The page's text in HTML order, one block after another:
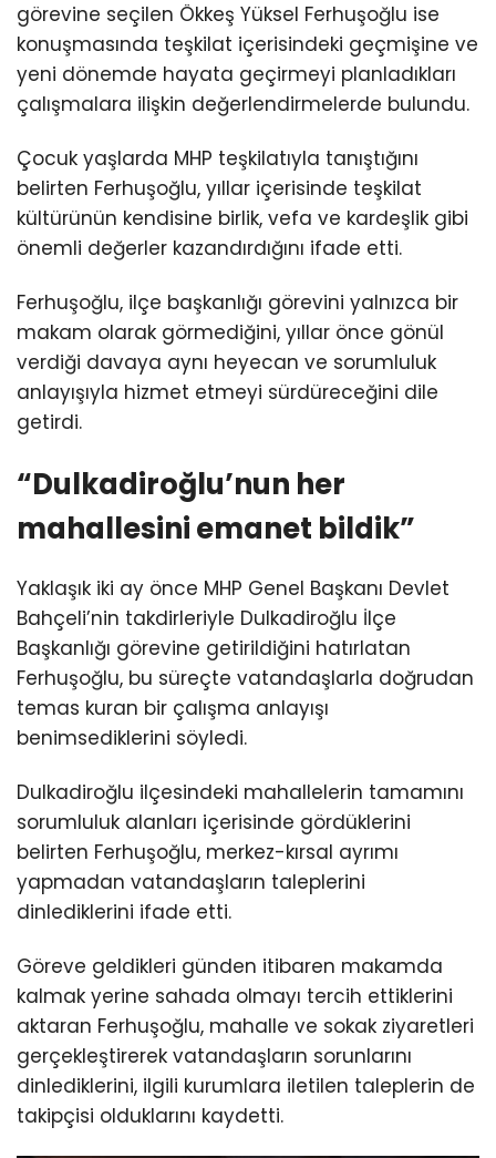
görevine seçilen Ökkeş Yüksel Ferhuşoğlu ise
konuşmasında teşkilat içerisindeki geçmişine ve
yeni dönemde hayata geçirmeyi planladıkları
çalışmalara ilişkin değerlendirmelerde bulundu.
Çocuk yaşlarda MHP teşkilatıyla tanıştığını
belirten Ferhuşoğlu, yıllar içerisinde teşkilat
kültürünün kendisine birlik, vefa ve kardeşlik gibi
önemli değerler kazandırdığını ifade etti.
Ferhuşoğlu, ilçe başkanlığı görevini yalnızca bir
makam olarak görmediğini, yıllar önce gönül
verdiği davaya aynı heyecan ve sorumluluk
anlayışıyla hizmet etmeyi sürdüreceğini dile
getirdi.
“Dulkadiroğlu’nun her
mahallesini emanet bildik”
Yaklaşık iki ay önce MHP Genel Başkanı Devlet
Bahçeli’nin takdirleriyle Dulkadiroğlu İlçe
Başkanlığı görevine getirildiğini hatırlatan
Ferhuşoğlu, bu süreçte vatandaşlarla doğrudan
temas kuran bir çalışma anlayışı
benimsediklerini söyledi.
Dulkadiroğlu ilçesindeki mahallelerin tamamını
sorumluluk alanları içerisinde gördüklerini
belirten Ferhuşoğlu, merkez-kırsal ayrımı
yapmadan vatandaşların taleplerini
dinlediklerini ifade etti.
Göreve geldikleri günden itibaren makamda
kalmak yerine sahada olmayı tercih ettiklerini
aktaran Ferhuşoğlu, mahalle ve sokak ziyaretleri
gerçekleştirerek vatandaşların sorunlarını
dinlediklerini, ilgili kurumlara iletilen taleplerin de
takipçisi olduklarını kaydetti.